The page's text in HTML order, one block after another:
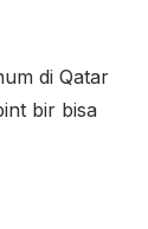
di Qatar
bir bisa